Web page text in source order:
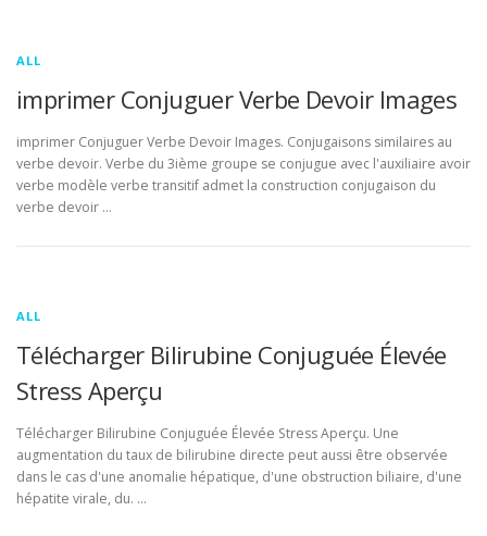
ALL
imprimer Conjuguer Verbe Devoir Images
imprimer Conjuguer Verbe Devoir Images. Conjugaisons similaires au
verbe devoir. Verbe du 3ième groupe se conjugue avec l'auxiliaire avoir
verbe modèle verbe transitif admet la construction conjugaison du
verbe devoir …
ALL
Télécharger Bilirubine Conjuguée Élevée
Stress Aperçu
Télécharger Bilirubine Conjuguée Élevée Stress Aperçu. Une
augmentation du taux de bilirubine directe peut aussi être observée
dans le cas d'une anomalie hépatique, d'une obstruction biliaire, d'une
hépatite virale, du. …